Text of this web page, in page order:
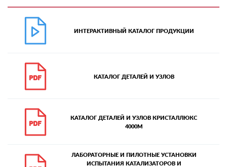
ИНТЕРАКТИВНЫЙ КАТАЛОГ ПРОДУКЦИИ
КАТАЛОГ ДЕТАЛЕЙ И УЗЛОВ
КАТАЛОГ ДЕТАЛЕЙ И УЗЛОВ КРИСТАЛЛЮКС
4000М
ЛАБОРАТОРНЫЕ И ПИЛОТНЫЕ УСТАНОВКИ
ИСПЫТАНИЯ КАТАЛИЗАТОРОВ И